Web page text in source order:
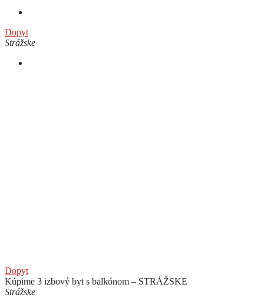
Dopyt
Strážske
Dopyt
Kúpime 3 izbový byt s balkónom – STRÁŽSKE
Strážske